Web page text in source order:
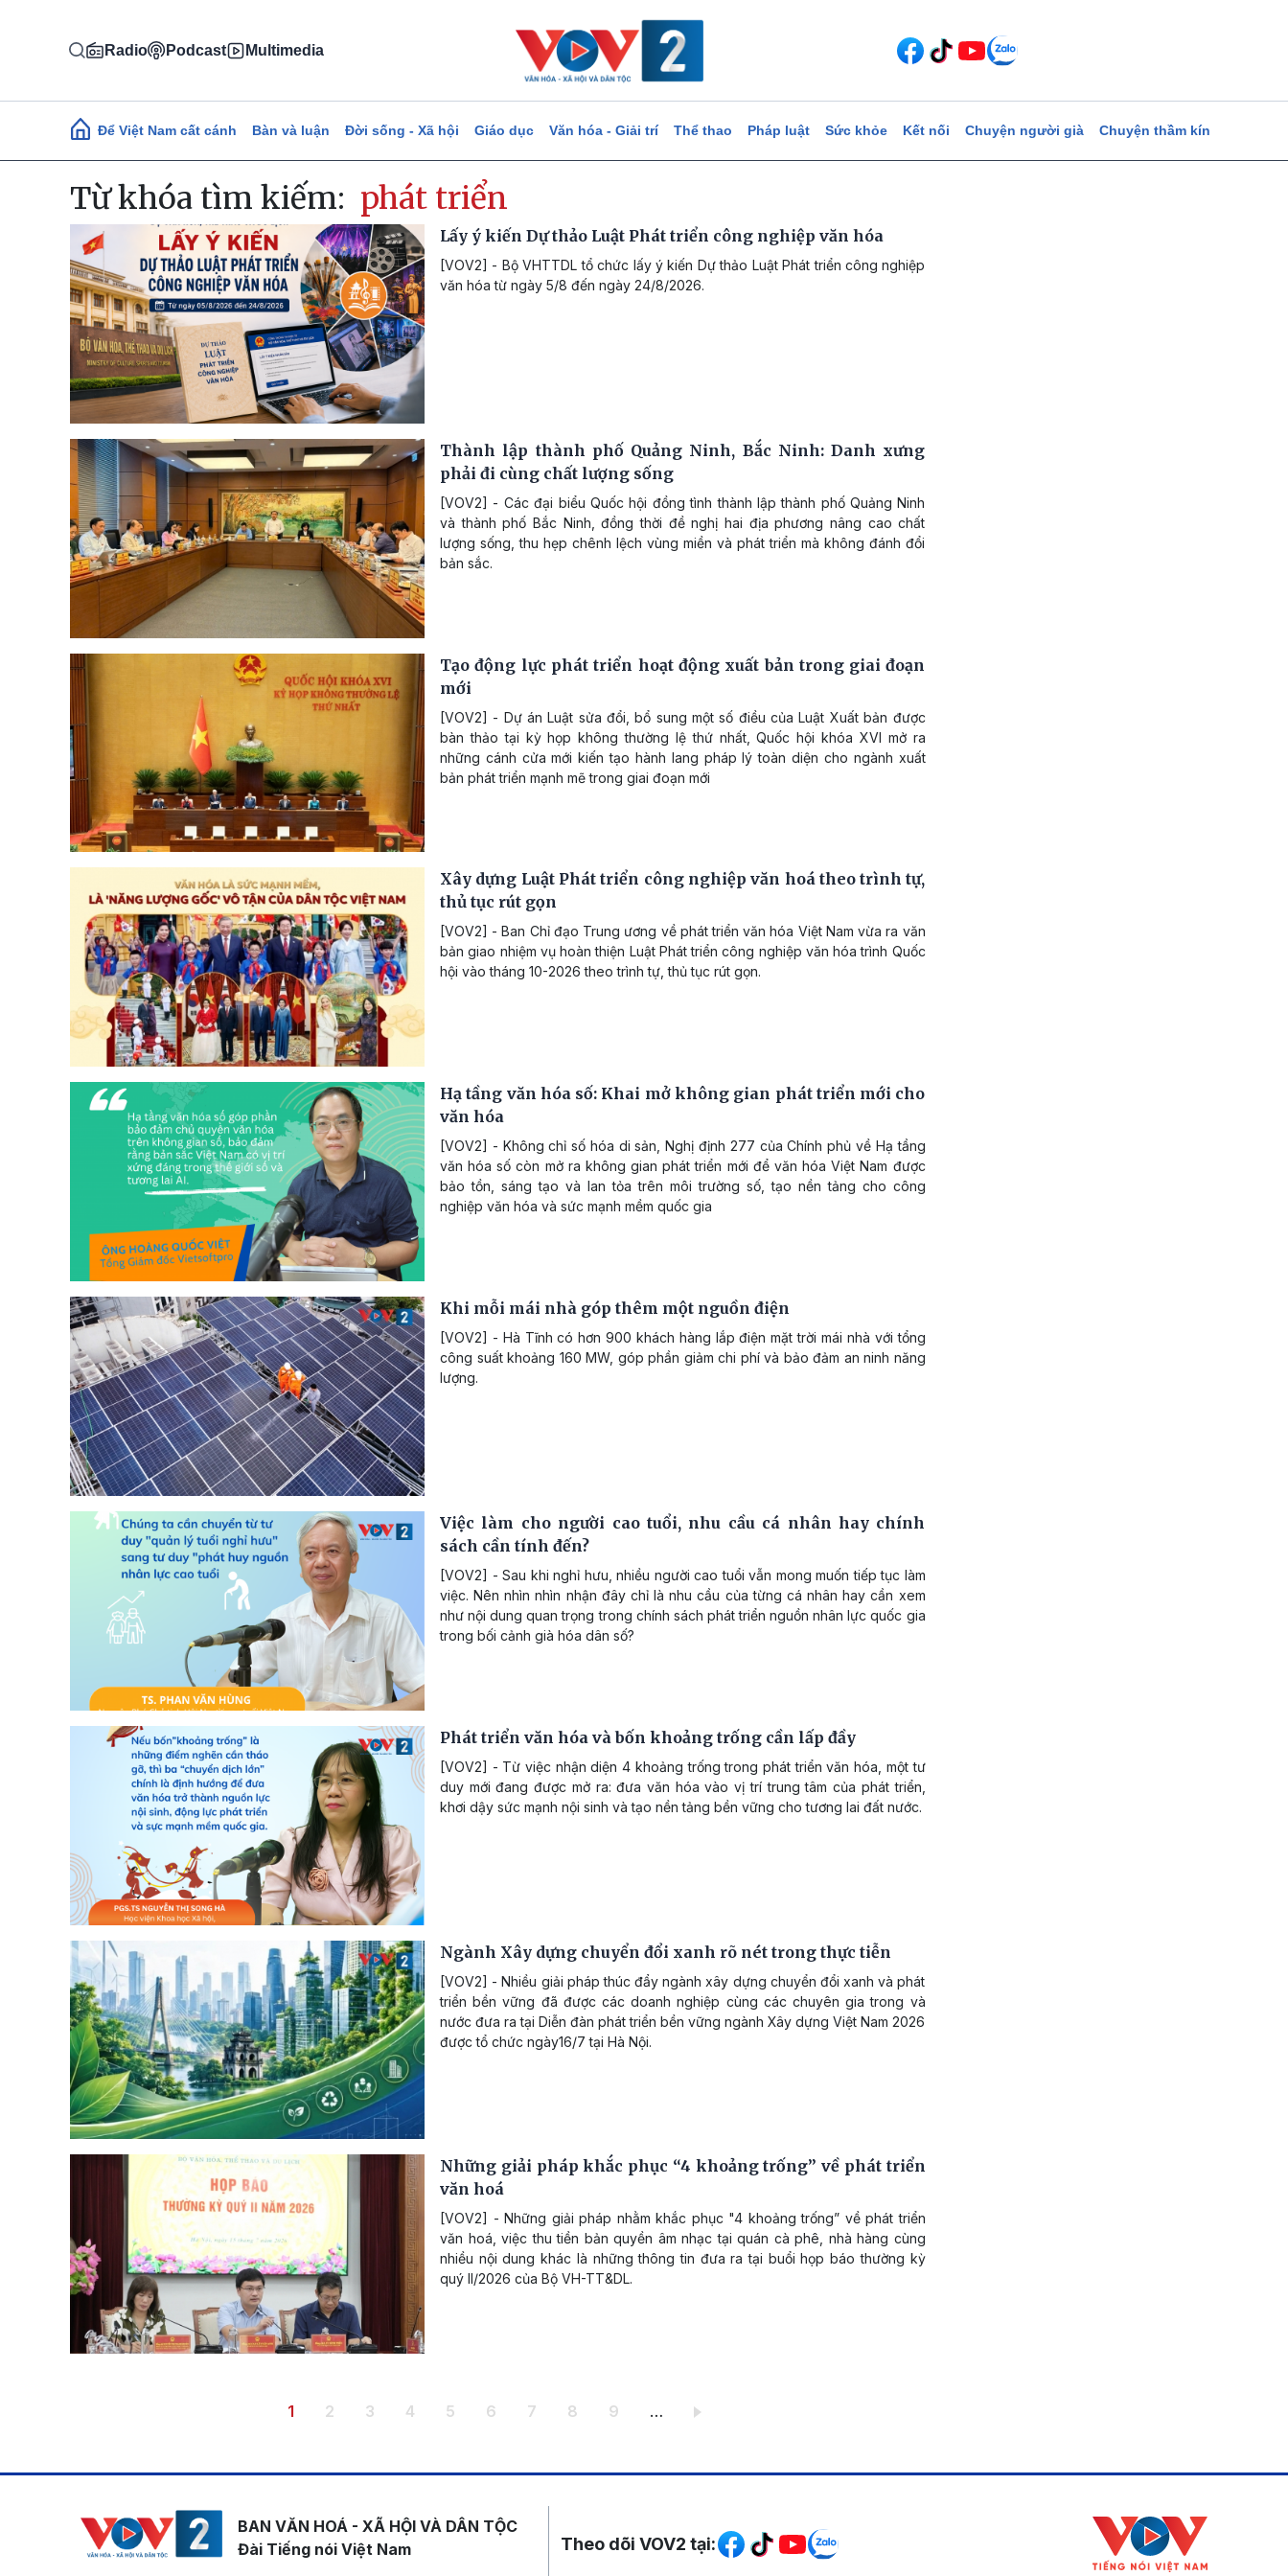
Radio Podcast Multimedia
Main navigation
Để Việt Nam cất cánh Bàn và luận Đời sống - Xã hội Giáo dục Văn hóa - Giải trí Thể thao Pháp luật Sức khỏe Kết nối Chuyện người già Chuyện thầm kín
Từ khóa tìm kiếm: phát triển
Lấy ý kiến Dự thảo Luật Phát triển công nghiệp văn hóa
[VOV2] - Bộ VHTTDL tổ chức lấy ý kiến Dự thảo Luật Phát triển công nghiệp
văn hóa từ ngày 5/8 đến ngày 24/8/2026.
Thành lập thành phố Quảng Ninh, Bắc Ninh: Danh xưng
phải đi cùng chất lượng sống
[VOV2] - Các đại biểu Quốc hội đồng tình thành lập thành phố Quảng Ninh
và thành phố Bắc Ninh, đồng thời đề nghị hai địa phương nâng cao chất
lượng sống, thu hẹp chênh lệch vùng miền và phát triển mà không đánh đổi
bản sắc.
Tạo động lực phát triển hoạt động xuất bản trong giai đoạn
mới
[VOV2] - Dự án Luật sửa đổi, bổ sung một số điều của Luật Xuất bản được
bàn thảo tại kỳ họp không thường lệ thứ nhất, Quốc hội khóa XVI mở ra
những cánh cửa mới kiến tạo hành lang pháp lý toàn diện cho ngành xuất
bản phát triển mạnh mẽ trong giai đoạn mới
Xây dựng Luật Phát triển công nghiệp văn hoá theo trình tự,
thủ tục rút gọn
[VOV2] - Ban Chỉ đạo Trung ương về phát triển văn hóa Việt Nam vừa ra văn
bản giao nhiệm vụ hoàn thiện Luật Phát triển công nghiệp văn hóa trình Quốc
hội vào tháng 10-2026 theo trình tự, thủ tục rút gọn.
Hạ tầng văn hóa số: Khai mở không gian phát triển mới cho
văn hóa
[VOV2] - Không chỉ số hóa di sản, Nghị định 277 của Chính phủ về Hạ tầng
văn hóa số còn mở ra không gian phát triển mới để văn hóa Việt Nam được
bảo tồn, sáng tạo và lan tỏa trên môi trường số, tạo nền tảng cho công
nghiệp văn hóa và sức mạnh mềm quốc gia
Khi mỗi mái nhà góp thêm một nguồn điện
[VOV2] - Hà Tĩnh có hơn 900 khách hàng lắp điện mặt trời mái nhà với tổng
công suất khoảng 160 MW, góp phần giảm chi phí và bảo đảm an ninh năng
lượng.
Việc làm cho người cao tuổi, nhu cầu cá nhân hay chính
sách cần tính đến?
[VOV2] - Sau khi nghỉ hưu, nhiều người cao tuổi vẫn mong muốn tiếp tục làm
việc. Nên nhìn nhìn nhận đây chỉ là nhu cầu của từng cá nhân hay cần xem
như nội dung quan trọng trong chính sách phát triển nguồn nhân lực quốc gia
trong bối cảnh già hóa dân số?
Phát triển văn hóa và bốn khoảng trống cần lấp đầy
[VOV2] - Từ việc nhận diện 4 khoảng trống trong phát triển văn hóa, một tư
duy mới đang được mở ra: đưa văn hóa vào vị trí trung tâm của phát triển,
khơi dậy sức mạnh nội sinh và tạo nền tảng bền vững cho tương lai đất nước.
Ngành Xây dựng chuyển đổi xanh rõ nét trong thực tiễn
[VOV2] - Nhiều giải pháp thúc đẩy ngành xây dựng chuyển đổi xanh và phát
triển bền vững đã được các doanh nghiệp cùng các chuyên gia trong và
nước đưa ra tại Diễn đàn phát triển bền vững ngành Xây dựng Việt Nam 2026
được tổ chức ngày16/7 tại Hà Nội.
Những giải pháp khắc phục “4 khoảng trống” về phát triển
văn hoá
[VOV2] - Những giải pháp nhằm khắc phục "4 khoảng trống” về phát triển
văn hoá, việc thu tiền bản quyền âm nhạc tại quán cà phê, nhà hàng cùng
nhiều nội dung khác là những thông tin đưa ra tại buổi họp báo thường kỳ
quý II/2026 của Bộ VH-TT&DL.
Trang hiện thời
1 Trang
2 Trang
3 Trang
4 Trang
5 Trang
6 Trang
7 Trang
8 Trang
9 …
BAN VĂN HOÁ - XÃ HỘI VÀ DÂN TỘC
Đài Tiếng nói Việt Nam
Mạng xã hội
Theo dõi VOV2 tại: